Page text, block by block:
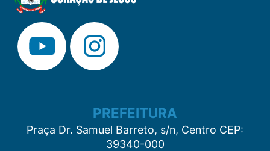
PREFEITURA
Praça Dr. Samuel Barreto, s/n, Centro CEP:
39340-000